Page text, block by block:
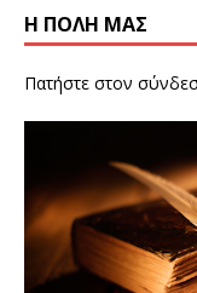
Η ΠΟΛΗ ΜΑΣ
Πατήστε στον